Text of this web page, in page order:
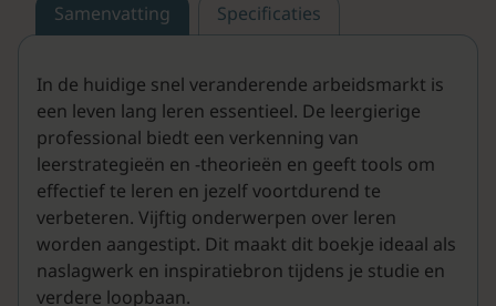
Samenvatting Specificaties
In de huidige snel veranderende arbeidsmarkt is
een leven lang leren essentieel. De leergierige
professional biedt een verkenning van
leerstrategieën en -theorieën en geeft tools om
effectief te leren en jezelf voortdurend te
verbeteren. Vijftig onderwerpen over leren
worden aangestipt. Dit maakt dit boekje ideaal als
naslagwerk en inspiratiebron tijdens je studie en
verdere loopbaan.